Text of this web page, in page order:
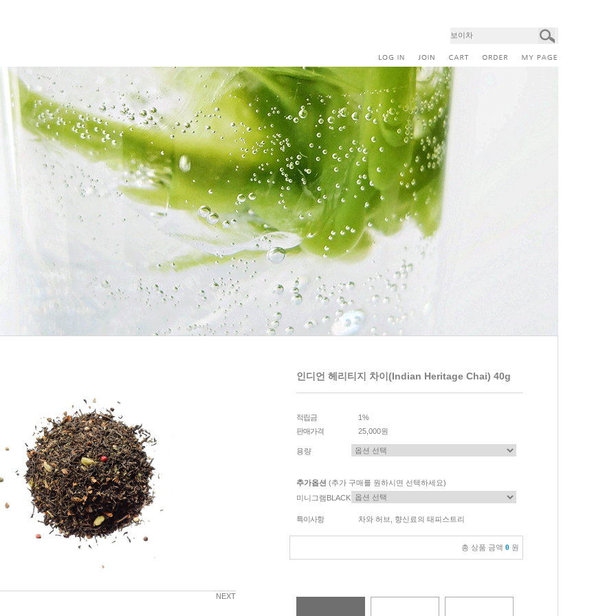
NEXT
인디언 헤리티지 차이(Indian Heritage Chai) 40g
적립금
1%
판매가격
25,000원
용량
추가옵션 (추가 구매를 원하시면 선택하세요)
미니그램BLACK
특이사항 차와 허브, 향신료의 태피스트리
총 상품 금액 0 원